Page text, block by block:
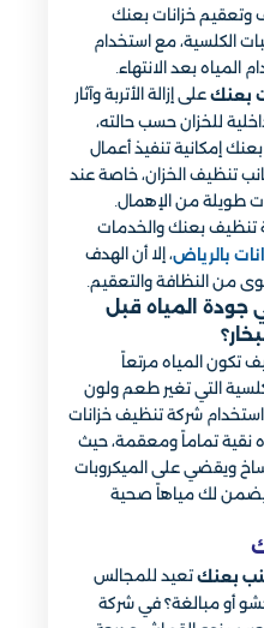
وتعقيم خزانات بعنك
الكلسية، مع استخدام
المياه بعد الانتهاء.
بعنك على إزالة الأتربة وآثار
للخزان حسب حالته،
إمكانية تنفيذ أعمال
تنظيف الخزان، خاصة عند
طويلة من الإهمال.
تنظيف بعنك والخدمات
بالرياض، إلا أن الهدف
من النظافة والتعقيم.
جودة المياه قبل
تكون المياه مرتعاً
التي تغير طعم ولون
استخدام شركة تنظيف خزانات
نقية تماماً ومعقمة، حيث
ويقضي على الميكروبات
يضمن لك مياهاً صحية
بعنك تعيد للمجالس
أو مبالغة؟ في شركة